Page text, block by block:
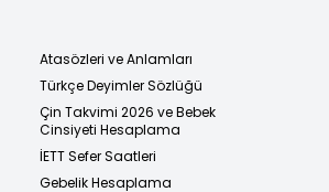
Atasözleri ve Anlamları
Türkçe Deyimler Sözlüğü
Çin Takvimi 2026 ve Bebek
Cinsiyeti Hesaplama
İETT Sefer Saatleri
Gebelik Hesaplama